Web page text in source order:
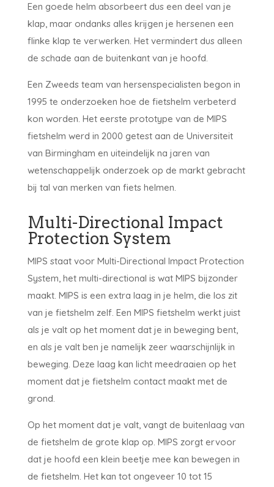
Een goede helm absorbeert dus een deel van je
klap, maar ondanks alles krijgen je hersenen een
flinke klap te verwerken. Het vermindert dus alleen
de schade aan de buitenkant van je hoofd.
Een Zweeds team van hersenspecialisten begon in
1995 te onderzoeken hoe de fietshelm verbeterd
kon worden. Het eerste prototype van de MIPS
fietshelm werd in 2000 getest aan de Universiteit
van Birmingham en uiteindelijk na jaren van
wetenschappelijk onderzoek op de markt gebracht
bij tal van merken van fiets helmen.
Multi-Directional Impact
Protection System
MIPS staat voor Multi-Directional Impact Protection
System, het multi-directional is wat MIPS bijzonder
maakt. MIPS is een extra laag in je helm, die los zit
van je fietshelm zelf. Een MIPS fietshelm werkt juist
als je valt op het moment dat je in beweging bent,
en als je valt ben je namelijk zeer waarschijnlijk in
beweging. Deze laag kan licht meedraaien op het
moment dat je fietshelm contact maakt met de
grond.
Op het moment dat je valt, vangt de buitenlaag van
de fietshelm de grote klap op. MIPS zorgt ervoor
dat je hoofd een klein beetje mee kan bewegen in
de fietshelm. Het kan tot ongeveer 10 tot 15